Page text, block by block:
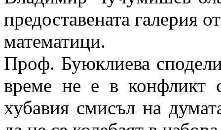
предоставената галерия
математици.
Проф. Буюклиева
време не е в конфликт
хубавия смисъл на